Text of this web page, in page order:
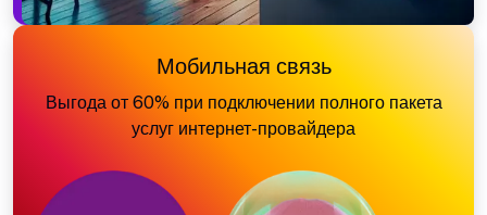
Мобильная связь
Выгода от 60% при подключении полного пакета
услуг интернет-провайдера